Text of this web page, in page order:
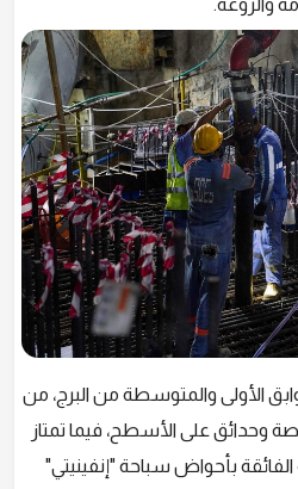
والروعة.
الأولى والمتوسطة من البرج، من
وحدائق على الأسطح، فيما تمتاز
بأحواض سباحة "إنفينيتي"